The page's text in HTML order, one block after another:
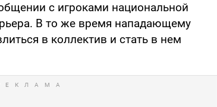
с игроками национальной
В то же время нападающему
в коллектив и стать в нем